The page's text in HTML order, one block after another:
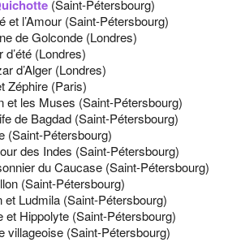
(Saint-Pétersbourg)
et l’Amour (Saint-Pétersbourg)
de Golconde (Londres)
d’été (Londres)
d’Alger (Londres)
Zéphire (Paris)
et les Muses (Saint-Pétersbourg)
de Bagdad (Saint-Pétersbourg)
(Saint-Pétersbourg)
des Indes (Saint-Pétersbourg)
du Caucase (Saint-Pétersbourg)
(Saint-Pétersbourg)
et Ludmila (Saint-Pétersbourg)
et Hippolyte (Saint-Pétersbourg)
villageoise (Saint-Pétersbourg)